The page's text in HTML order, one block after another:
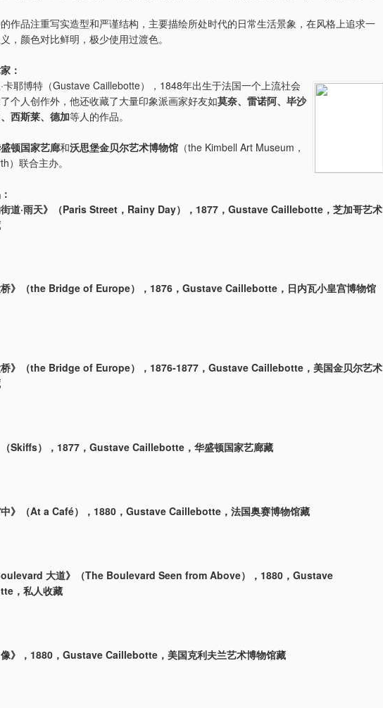
作品注重写实造型和严谨结构，主要描绘所处时代的日常生活景象，在风格上追求一
，颜色对比鲜明，极少使用过渡色。
：
卡耶博特（Gustave Caillebotte），1848年出生于法国一个上流社会
个人创作外，他还收藏了大量印象派画家好友如莫奈、雷诺阿、毕沙
西斯莱、德加等人的作品。
顿国家艺廊和沃思堡金贝尔艺术博物馆 （the Kimbell Art Museum，
）联合主办。
街道·雨天》（Paris Street，Rainy Day），1877，Gustave Caillebotte，芝加哥艺术
桥》（the Bridge of Europe），1876，Gustave Caillebotte，日内瓦小皇宫博物馆
桥》（the Bridge of Europe），1876-1877，Gustave Caillebotte，美国金贝尔艺术
（Skiffs），1877，Gustave Caillebotte，华盛顿国家艺廊藏
中》（At a Café），1880，Gustave Caillebotte，法国奥赛博物馆藏
大道》（The Boulevard Seen from Above），1880，Gustave
，私人收藏
像》，1880，Gustave Caillebotte，美国克利夫兰艺术博物馆藏